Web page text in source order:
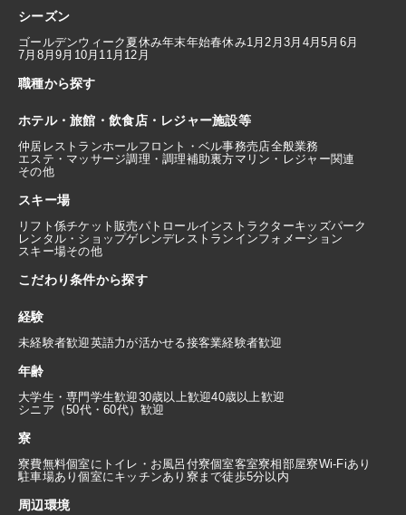
シーズン
ゴールデンウィーク 夏休み年末年始春休み1月 2月3月 4月5月 6月
7月 8月9月 10月 11月 12月
職種から探す
ホテル・旅館・飲食店・レジャー施設等
仲居 レストランホールフロント・ベル事務売店全般業務
エステ・マッサージ調理・調理補助裏方マリン・レジャー関連
その他
スキー場
リフト係チケット販売パトロールインストラクターキッズパーク
レンタル・ショップゲレンデレストラン インフォメーション
スキー場その他
こだわり条件から探す
経験
未経験者歓迎英語力が活かせる接客業経験者歓迎
年齢
大学生・専門学生歓迎30歳以上歓迎40歳以上歓迎
シニア（50代・60代）歓迎
寮
寮費無料個室にトイレ・お風呂付寮個室客室寮相部屋寮Wi-Fiあり
駐車場あり個室にキッチンあり 寮まで徒歩5分以内
周辺環境